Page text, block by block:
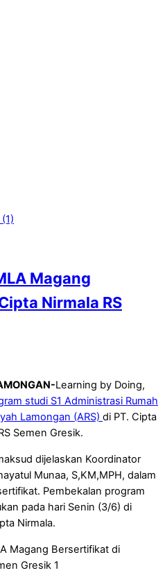
Magang
Nirmala RS
Learning by Doing,
studi S1 Administrasi Rumah
Lamongan (ARS) di PT. Cipta
Semen Gresik.
dijelaskan Koordinator
Munaa, S,KM,MPH, dalam
Pembekalan program
pada hari Senin (3/6) di
Nirmala.